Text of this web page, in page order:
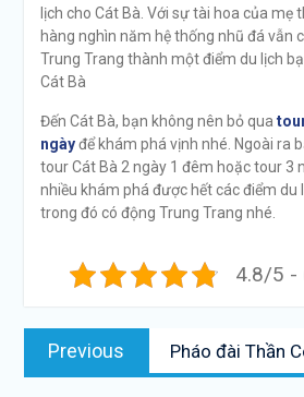
lịch cho Cát Bà. Với sự tài hoa của mẹ
hàng nghìn năm hệ thống nhũ đá vẫn
Trung Trang thành một điểm du lịch
Cát Bà
Đến Cát Bà, bạn không nên bỏ qua
ngàyđể khám phá vịnh nhé. Ngoài ra
tour Cát Bà 2 ngày 1 đêm hoặc tour 3
nhiều khám phá được hết các điểm du
trong đó có động Trung Trang nhé.
4.8/5 -
Điều
hướng
Previous
Previous
post:
Pháo đài Thần